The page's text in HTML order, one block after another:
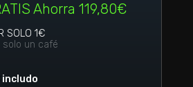
Ahorra 119,80€
SOLO 1€
solo un café
includo